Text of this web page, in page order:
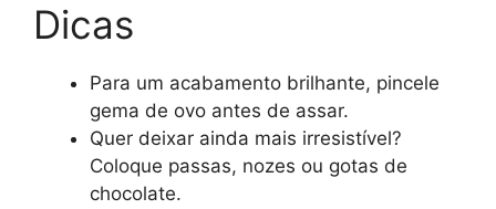
Dicas
Para um acabamento brilhante, pincele
gema de ovo antes de assar.
Quer deixar ainda mais irresistível?
Coloque passas, nozes ou gotas de
chocolate.